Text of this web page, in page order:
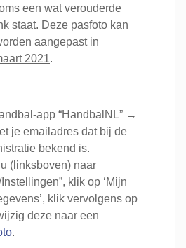
een wat verouderde
staat. Deze pasfoto kan
aangepast in
2021.
app “HandbalNL” →
je emailadres dat bij de
bekend is.
(linksboven) naar
klik op ‘Mijn
klik vervolgens op
deze naar een
.